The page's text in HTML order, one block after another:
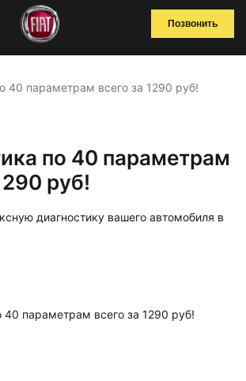
Позвонить
40 параметрам всего за 1290 руб!
по 40 параметрам
руб!
диагностику вашего автомобиля в